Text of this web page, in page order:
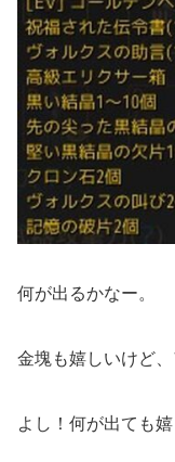
何が出るかなー。
金塊も嬉しいけど
よし！何が出ても